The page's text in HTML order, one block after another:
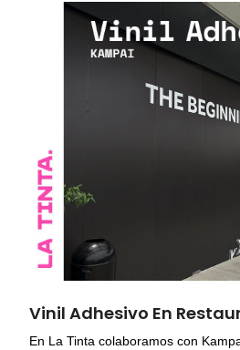
Vinil Adhesivo En
En La Tinta colaboramos con